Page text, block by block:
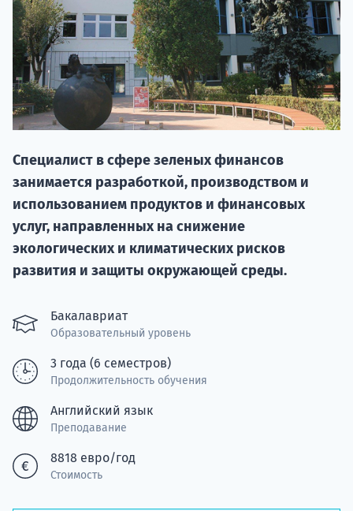
Специалист в сфере зеленых финансов
занимается разработкой, производством и
использованием продуктов и финансовых
услуг, направленных на снижение
экологических и климатических рисков
развития и защиты окружающей среды.
Бакалавриат
Образовательный уровень
3 года (6 семестров)
Продолжительность обучения
Английский язык
Преподавание
8818 евро/год
Стоимость